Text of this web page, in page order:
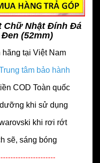
Chữ Nhật Đính Đá
(52mm)
hãng tại Việt Nam
tâm bảo hành
COD Toàn quốc
khi sử dụng
khi rơi rớt
sẽ, sáng bóng